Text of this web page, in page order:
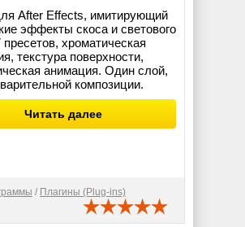
After Effects, имитирующий
эффекты скоса и светового
пресетов, хроматическая
текстура поверхности,
анимация. Один слой,
композиции.
Читать далее
/ Плагины (Plug-ins)